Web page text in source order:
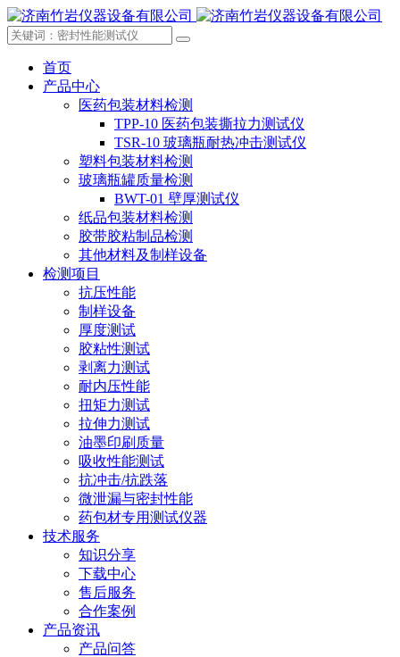
首页
产品中心
医药包装材料检测
TPP-10 医药包装撕拉力测试仪
TSR-10 玻璃瓶耐热冲击测试仪
塑料包装材料检测
玻璃瓶罐质量检测
BWT-01 壁厚测试仪
纸品包装材料检测
胶带胶粘制品检测
其他材料及制样设备
检测项目
抗压性能
制样设备
厚度测试
胶粘性测试
剥离力测试
耐内压性能
扭矩力测试
拉伸力测试
油墨印刷质量
吸收性能测试
抗冲击/抗跌落
微泄漏与密封性能
药包材专用测试仪器
技术服务
知识分享
下载中心
售后服务
合作案例
产品资讯
产品问答